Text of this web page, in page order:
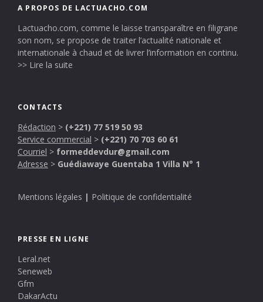
A PROPOS DE LACTUACHO.COM
Lactuacho.com, comme le laisse transparaître en filigrane
son nom, se propose de traiter l’actualité nationale et
internationale à chaud et de livrer l’information en continu.
>> Lire la suite
CONTACTS
Rédaction > (+221) 77 519 50 93
Service commercial > (+221) 70 703 60 61
Courriel > formeddevdur@gmail.com
Adresse > Guédiawaye Guentaba 1 Villa N° 1
Mentions légales | Politique de confidentialité
PRESSE EN LIGNE
Leral.net
Seneweb
Gfm
DakarActu